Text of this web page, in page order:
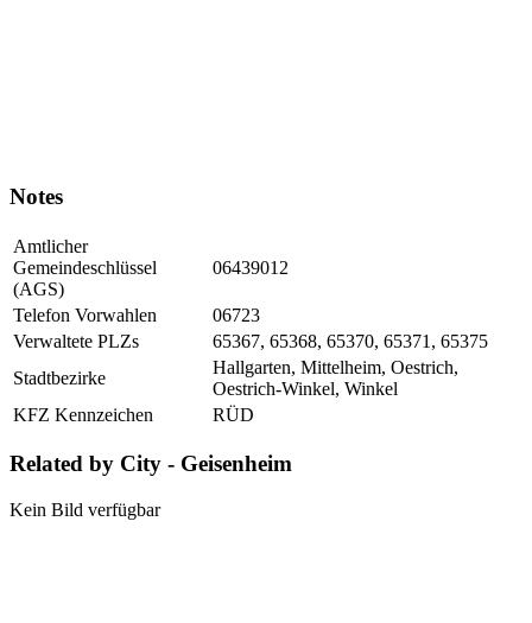
Notes
Amtlicher
Gemeindeschlüssel
(AGS)
06439012
Telefon Vorwahlen
06723
Verwaltete PLZs
65367, 65368, 65370, 65371, 65375
Stadtbezirke
Hallgarten, Mittelheim, Oestrich,
Oestrich-Winkel, Winkel
KFZ Kennzeichen
RÜD
Related by City - Geisenheim
Kein Bild verfügbar